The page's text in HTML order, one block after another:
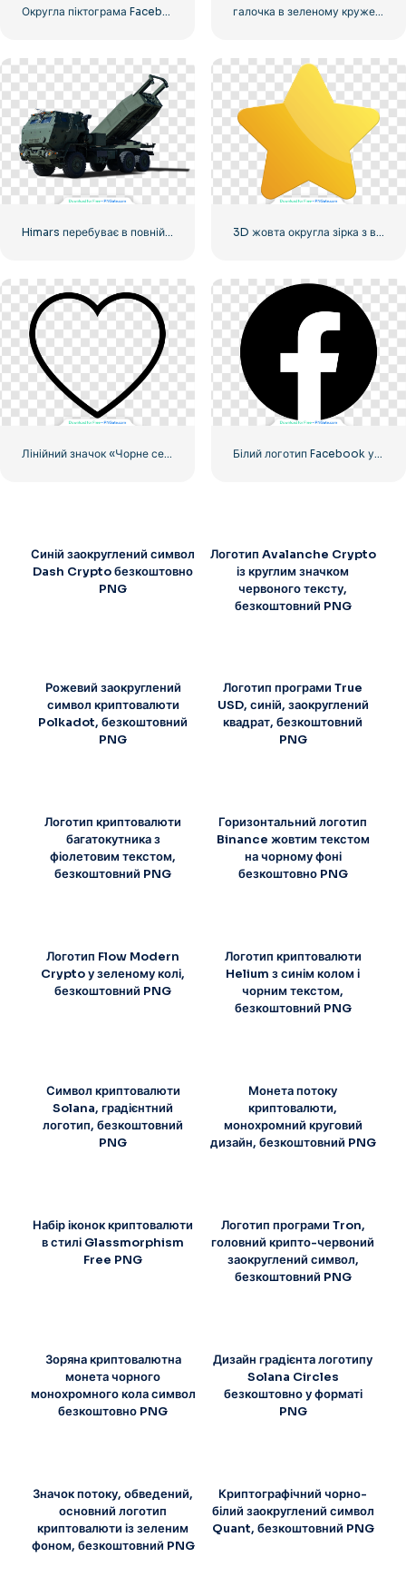
Округла піктограма Facebook із синім градієнтом галочка в зеленому кружечку
Himars перебуває в повній бойовій готовності 3D жовта округла зірка з відблисками
Синій заокруглений символ
Dash Crypto безкоштовно
PNG
Логотип Avalanche Crypto
із круглим значком
червоного тексту,
безкоштовний PNG
Рожевий заокруглений
символ криптовалюти
Polkadot, безкоштовний
PNG
Логотип програми True
USD, синій, заокруглений
квадрат, безкоштовний
PNG
Логотип криптовалюти
багатокутника з
фіолетовим текстом,
безкоштовний PNG
Горизонтальний логотип
Binance жовтим текстом
на чорному фоні
безкоштовно PNG
Логотип Flow Modern
Crypto у зеленому колі,
безкоштовний PNG
Логотип криптовалюти
Helium з синім колом і
чорним текстом,
безкоштовний PNG
Символ криптовалюти
Solana, градієнтний
логотип, безкоштовний
PNG
Монета потоку
криптовалюти,
монохромний круговий
дизайн, безкоштовний PNG
Набір іконок криптовалюти
в стилі Glassmorphism
Free PNG
Логотип програми Tron,
головний крипто-червоний
заокруглений символ,
безкоштовний PNG
Зоряна криптовалютна
монета чорного
монохромного кола символ
безкоштовно PNG
Дизайн градієнта логотипу
Solana Circles
безкоштовно у форматі
PNG
Значок потоку, обведений,
основний логотип
криптовалюти із зеленим
фоном, безкоштовний PNG
Криптографічний чорно-
білий заокруглений символ
Quant, безкоштовний PNG